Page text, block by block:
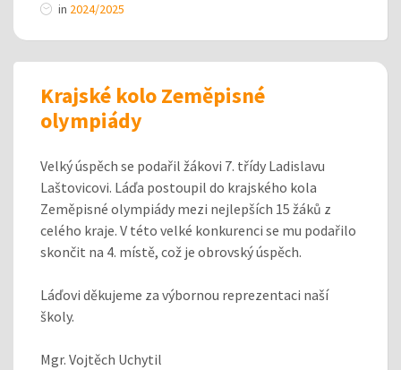
in 2024/2025
Krajské kolo Zeměpisné
olympiády
Velký úspěch se podařil žákovi 7. třídy Ladislavu
Laštovicovi. Láďa postoupil do krajského kola
Zeměpisné olympiády mezi nejlepších 15 žáků z
celého kraje. V této velké konkurenci se mu podařilo
skončit na 4. místě, což je obrovský úspěch.
Láďovi děkujeme za výbornou reprezentaci naší
školy.
Mgr. Vojtěch Uchytil